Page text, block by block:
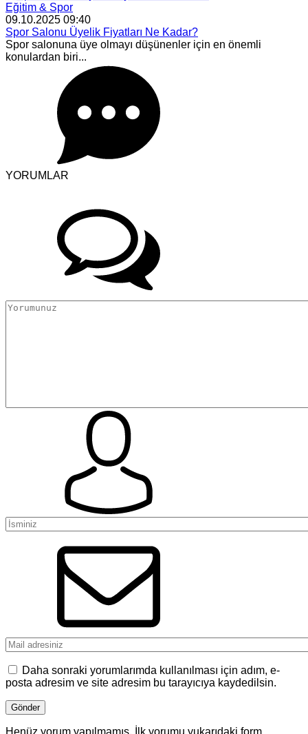
Eğitim & Spor
09.10.2025 09:40
Spor Salonu Üyelik Fiyatları Ne Kadar?
Spor salonuna üye olmayı düşünenler için en önemli
konulardan biri...
YORUMLAR
Daha sonraki yorumlarımda kullanılması için adım, e-
posta adresim ve site adresim bu tarayıcıya kaydedilsin.